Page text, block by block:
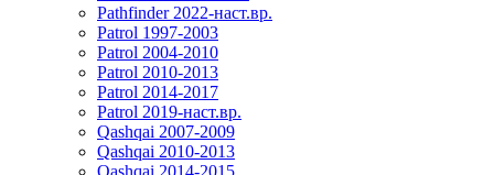
Pathfinder 2022-наст.вр.
Patrol 1997-2003
Patrol 2004-2010
Patrol 2010-2013
Patrol 2014-2017
Patrol 2019-наст.вр.
Qashqai 2007-2009
Qashqai 2010-2013
Qashqai 2014-2015